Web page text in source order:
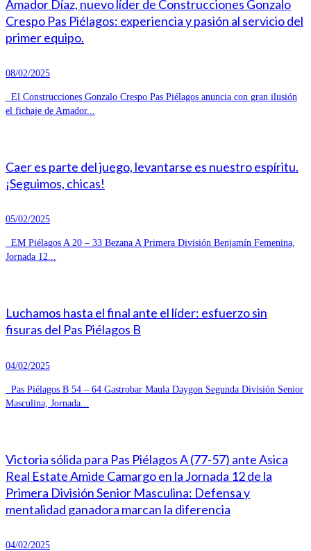
Amador Díaz, nuevo líder de Construcciones Gonzalo
Crespo Pas Piélagos: experiencia y pasión al servicio del
primer equipo.
08/02/2025
El Construcciones Gonzalo Crespo Pas Piélagos anuncia con gran ilusión
el fichaje de Amador...
Caer es parte del juego, levantarse es nuestro espíritu.
¡Seguimos, chicas!
05/02/2025
EM Piélagos A 20 – 33 Bezana A Primera División Benjamín Femenina,
Jornada 12...
Luchamos hasta el final ante el líder: esfuerzo sin
fisuras del Pas Piélagos B
04/02/2025
Pas Piélagos B 54 – 64 Gastrobar Maula Daygon Segunda División Senior
Masculina, Jornada...
Victoria sólida para Pas Piélagos A (77-57) ante Asica
Real Estate Amide Camargo en la Jornada 12 de la
Primera División Senior Masculina: Defensa y
mentalidad ganadora marcan la diferencia
04/02/2025